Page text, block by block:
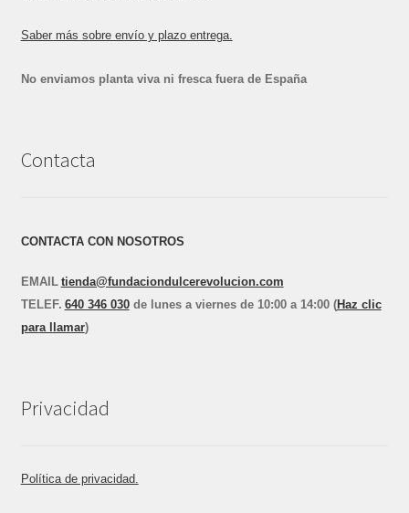
Saber más sobre envío y plazo entrega.
No enviamos planta viva ni fresca fuera de España
Contacta
CONTACTA CON NOSOTROS
EMAIL tienda@fundaciondulcerevolucion.com
TELEF. 640 346 030de lunes a viernes de 10:00 a 14:00 (Haz clic
para llamar)
Privacidad
Política de privacidad.